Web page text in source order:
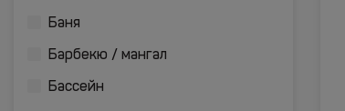
Баня
Барбекю / мангал
Бассейн